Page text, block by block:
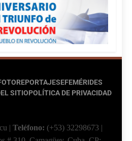
EFEMÉRIDES
SITIOPOLÍTICA DE PRIVACIDAD
| Teléfono: (+53) 32298673 |